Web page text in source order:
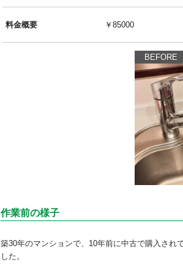
料金概要 ￥85000
BEFORE
作業前の様子
築30年のマンションで、10年前に中古で購入され
した。